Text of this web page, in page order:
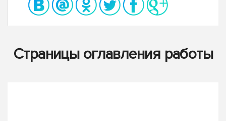
Страницы оглавления работы